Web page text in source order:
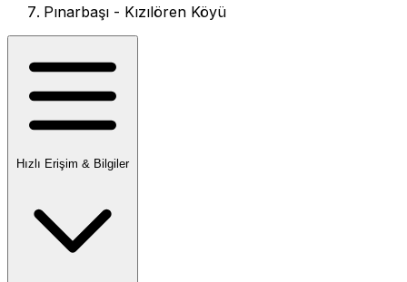
Pınarbaşı - Kızılören Köyü
Hızlı Erişim & Bilgiler